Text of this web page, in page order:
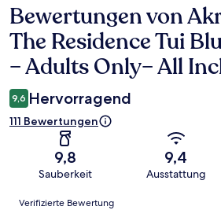
Bewertungen
Bewertungen von
The Residence Tui
– Adults Only– All
9,6 Hervorragend
111 Bewertungen
9,8
Sauberkeit
9,4
Ausstattung
Bewertungen
Verifizierte Bewertung